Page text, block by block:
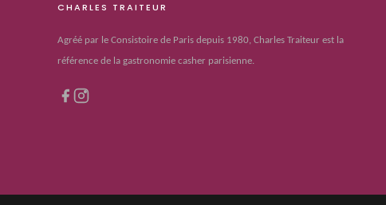
CHARLES TRAITEUR
Agréé par le Consistoire de Paris depuis 1980, Charles Traiteur est la
référence de la gastronomie casher parisienne.